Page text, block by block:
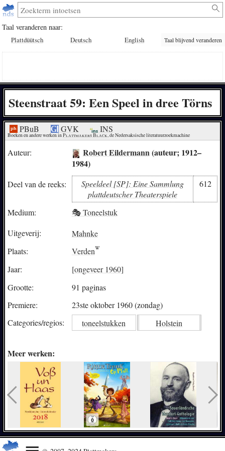
Taal veranderen naar:
Plattdüütsch Deutsch English Taal blijvend veranderen
Steenstraat 59: Een Speel in dree Törns
PBuB GVK INS
Boeken en andere werken in Plattmakers Black, de Nedersaksische literatuurzoekmachine
Auteur: Robert Eildermann(auteur; 1912–
1984)
Deel van de reeks:
Speeldeel [SP]: Eine Sammlung
plattdeutscher Theaterspiele
612
Medium:
🎭 Toneelstuk
Uitgeverij:
Mahnke
Plaats:
Verden
Jaar:
[ongeveer 1960]
Grootte:
91 paginas
Premiere:
23ste oktober 1960 (zondag)
Categories/regios: toneelstukken Holstein
Meer werken: